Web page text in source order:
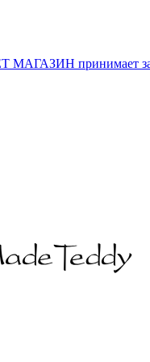
принимает